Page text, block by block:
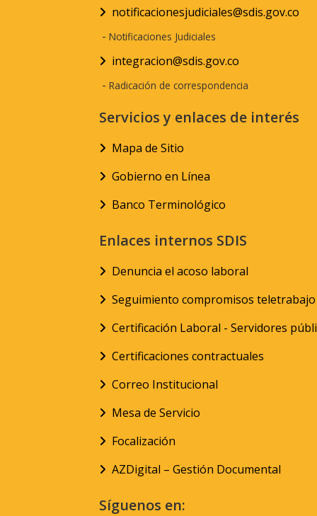
notificacionesjudiciales@sdis.gov.co
- Notificaciones Judiciales
integracion@sdis.gov.co
- Radicación de correspondencia
Servicios y enlaces de interés
Mapa de Sitio
Gobierno en Línea
Banco Terminológico
Enlaces internos SDIS
Denuncia el acoso laboral
Seguimiento compromisos teletrabajo
Certificación Laboral - Servidores
Certificaciones contractuales
Correo Institucional
Mesa de Servicio
Focalización
AZDigital – Gestión Documental
Síguenos en: